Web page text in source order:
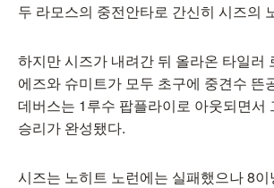
두 라모스의 중전안타로 간신히 시즈의
하지만 시즈가 내려간 뒤 올라온 타일러
에즈와 슈미트가 모두 초구에 중견수 뜬
데버스는 1루수 팝플라이로 아웃되면서
승리가 완성됐다.
시즈는 노히트 노런에는 실패했으나 8